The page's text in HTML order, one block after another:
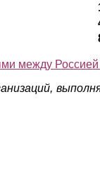
между Россией